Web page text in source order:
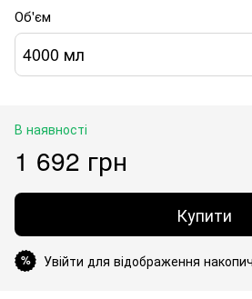
Об'єм
4000 мл
В наявності
1 692 грн
Купити
% Увійти для відображення